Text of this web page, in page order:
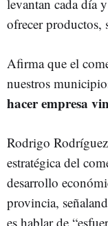
levantan cada día
ofrecer productos,
Afirma que el
nuestros
hacer empresa
Rodrigo
estratégica del
desarrollo
provincia,
es hablar de